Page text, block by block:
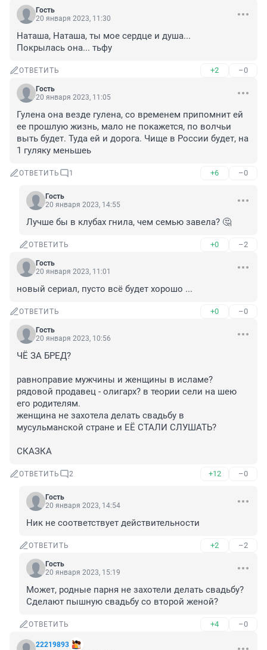
Гость
20 января 2023, 11:30
Наташа, Наташа, ты мое сердце и душа...
Покрылась она... тьфу
ОТВЕТИТЬ +2 –0
Гость
20 января 2023, 11:05
Гулена она везде гулена, со временем припомнит ей
ее прошлую жизнь, мало не покажется, по волчьи
выть будет. Туда ей и дорога. Чище в России будет, на
1 гуляку меньшеь
ОТВЕТИТЬ 1 +6 –0
Гость
20 января 2023, 14:55
Лучше бы в клубах гнила, чем семью завела? 🤔
ОТВЕТИТЬ +0 –2
Гость
20 января 2023, 11:01
новый сериал, пусто всё будет хорошо ...
ОТВЕТИТЬ +0 –0
Гость
20 января 2023, 10:56
ЧЁ ЗА БРЕД?
равноправие мужчины и женщины в исламе?
рядовой продавец - олигарх? в теории сели на шею
его родителям.
женщина не захотела делать свадьбу в
мусульманской стране и ЕЁ СТАЛИ СЛУШАТЬ?
СКАЗКА
ОТВЕТИТЬ 2 +12 –0
Гость
20 января 2023, 14:54
Ник не соответствует действительности
ОТВЕТИТЬ +2 –2
Гость
20 января 2023, 15:19
Может, родные парня не захотели делать свадьбу?
Сделают пышную свадьбу со второй женой?
ОТВЕТИТЬ +4 –0
22219893